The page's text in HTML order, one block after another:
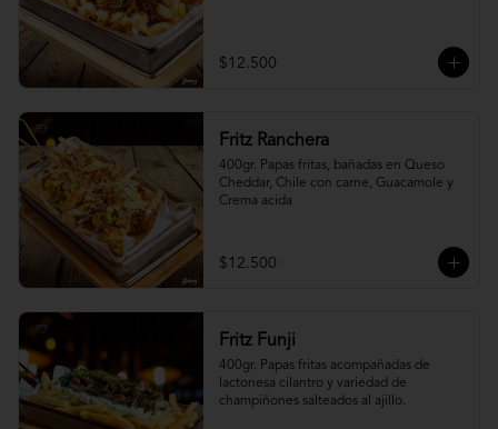
$12.500
Fritz Ranchera
400gr. Papas fritas, bañadas en Queso
Cheddar, Chile con carne, Guacamole y
Crema acida
$12.500
Fritz Funji
400gr. Papas fritas acompañadas de
lactonesa cilantro y variedad de
champiñones salteados al ajillo.